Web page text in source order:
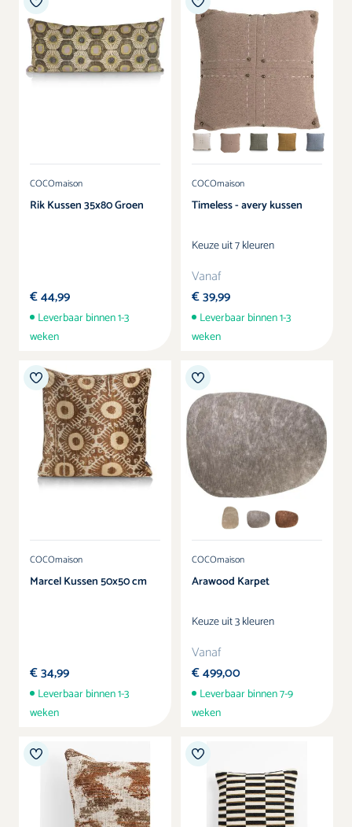
Kasten
Stoelen
Boxspring accessoires
COCOmaison
Rik Kussen 35x80 Groen
€ 44,99
Leverbaar binnen 1-3
weken
Kleur
COCOmaison
Timeless - avery kussen
Keuze uit 7 kleuren
Vanaf
€ 39,99
Leverbaar binnen 1-3
weken
COCOmaison
Marcel Kussen 50x50 cm
€ 34,99
Leverbaar binnen 1-3
weken
Kleur
COCOmaison
Arawood Karpet
Keuze uit 3 kleuren
Vanaf
€ 499,00
Leverbaar binnen 7-9
weken